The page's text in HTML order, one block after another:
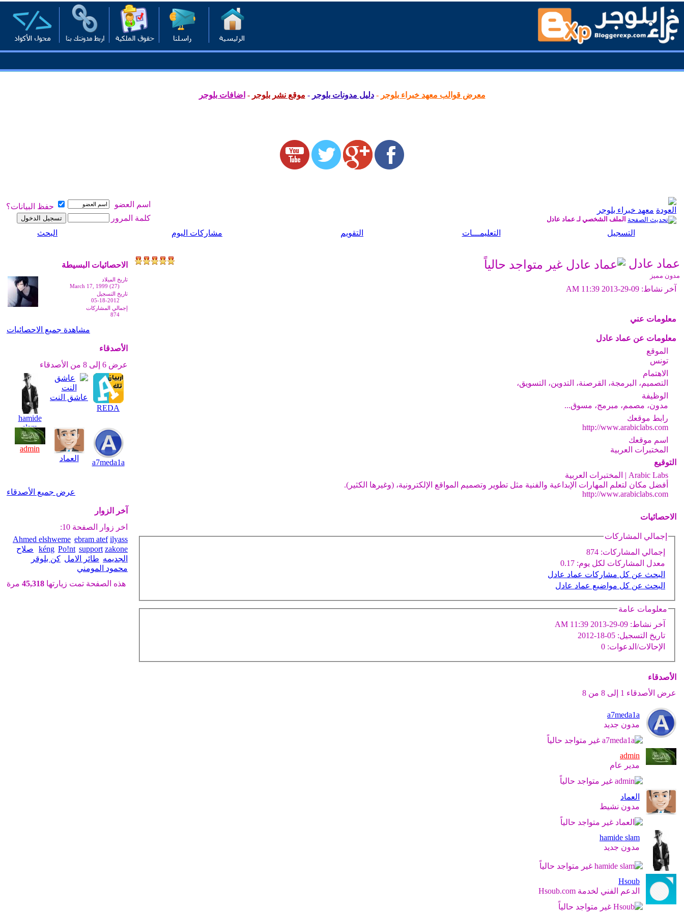
معرض قوالب معهد خبراء بلوجر -دليل مدونات بلوجر - موقع نشر بلوجر - اضافات بلوجر
معهد خبراء بلوجر
الملف الشخصي لـ عماد عادل
اسم العضو
حفظ البيانات؟
كلمة المرور
التسجيل
التعليمـــات التقويم مشاركات اليوم البحث
عماد عادل
مدون مميز
آخر نشاط: 11:39 AM
معلومات عني
معلومات عن عماد عادل
الموقع
تونس
الاهتمام
التصميم، البرمجة، القرصنة، التدوين، التسويق،
الوظيفة
مدون، مصمم، مبرمج، مسوق...
رابط موقعك
http://www.arabiclabs.com
اسم موقعك
المختبرات العربية
التوقيع
Arabic Labs | المختبرات العربية
أفضل مكان لتعلم المهارات الإبداعية والفنية مثل تطوير وتصميم المواقع الإلكترونية، (وغيرها الكثير).
http://www.arabiclabs.com
الاحصائيات
إجمالي المشاركات
إجمالي المشاركات:
معدل المشاركات لكل يوم:
البحث عن كل مشاركات عماد عادل
البحث عن كل مواضيع عماد عادل
معلومات عامة
آخر نشاط:
11:39 AM
تاريخ التسجيل:
الإحالات/الدعوات:
الأصدقاء
عرض الأصدقاء 1 إلى 8 من 8
a7meda1a
مدون جديد
admin
مدير عام
العماد
مدون نشيط
hamide slam
مدون جديد
Hsoub
الدعم الفني لخدمة Hsoub.com
الاحصائيات البسيطة
تاريخ الميلاد
March 17, 1999 (27)
تاريخ التسجيل
05-18-2012
إجمالي المشاركات
874
مشاهدة جميع الاحصائيات
الأصدقاء
عرض 6 إلى 8 من الأصدقاء
REDA
عاشق النت
hamide
slam
a7meda1a العماد
admin
عرض جميع الأصدقاء
آخر الزوار
اخر زوار الصفحة 10:
Ahmed elshweme ebram atef ilyass
kéng Po!nt support zakone
صلاح
الجديمه طائر الامل كن بلوقر
محمود المومني
هذه الصفحة تمت زيارتها 45,318 مرة